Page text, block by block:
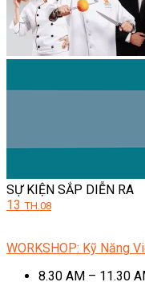
SỰ KIỆN SẮP DIỄN RA
13 TH.08
WORKSHOP: Kỹ Năng
8.30 AM – 11.30